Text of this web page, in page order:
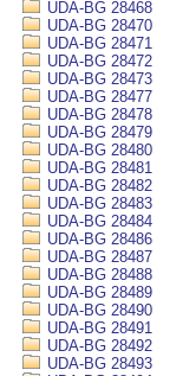
UDA-BG 28468
UDA-BG 28470
UDA-BG 28471
UDA-BG 28472
UDA-BG 28473
UDA-BG 28477
UDA-BG 28478
UDA-BG 28479
UDA-BG 28480
UDA-BG 28481
UDA-BG 28482
UDA-BG 28483
UDA-BG 28484
UDA-BG 28486
UDA-BG 28487
UDA-BG 28488
UDA-BG 28489
UDA-BG 28490
UDA-BG 28491
UDA-BG 28492
UDA-BG 28493